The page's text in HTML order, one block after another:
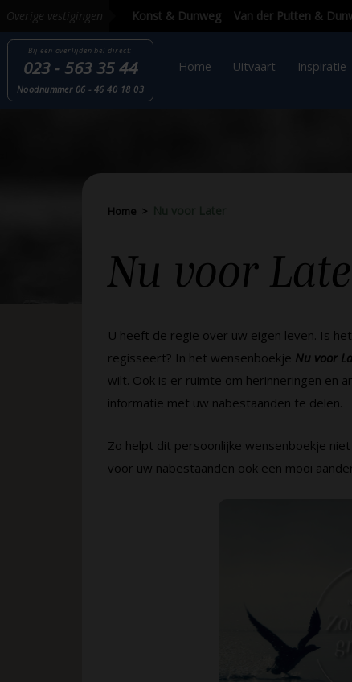
Overige vestigingen
Bij een overlijdenbel direct:
023 - 563 35 44
Noodnummer06 - 46 40 18 03
Home Uitvaart
Home >
Nu voor
U heeft de regie over uw eigen leven. Is
regisseert? In het wensenboekje Nu voor
wilt. Ook is er ruimte om herinneringen en
informatie met uw nabestaanden te delen.
Zo helpt dit persoonlijke wensenboekje
voor uw nabestaanden ook een mooi